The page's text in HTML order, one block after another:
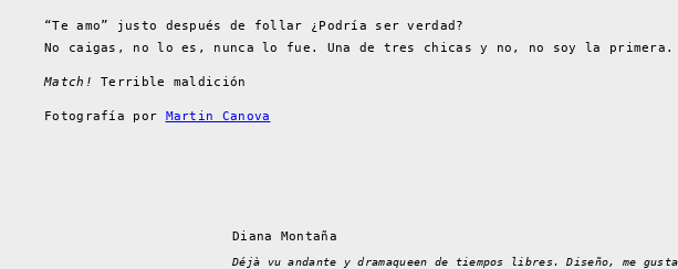
“Te amo” justo después de follar ¿Podría ser verdad?
No caigas, no lo es, nunca lo fue. Una de tres chicas y no, no soy la primera.
Match! Terrible maldición
Fotografía por Martin Canova
Diana Montaña
Déjà vu andante y dramaqueen de tiempos libres. Diseño, me